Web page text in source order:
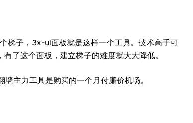
梯子，3x-ui面板就是这样一个工具。技术高手可
了这个面板，建立梯子的难度就大大降低。
主力工具是购买的一个月付廉价机场。